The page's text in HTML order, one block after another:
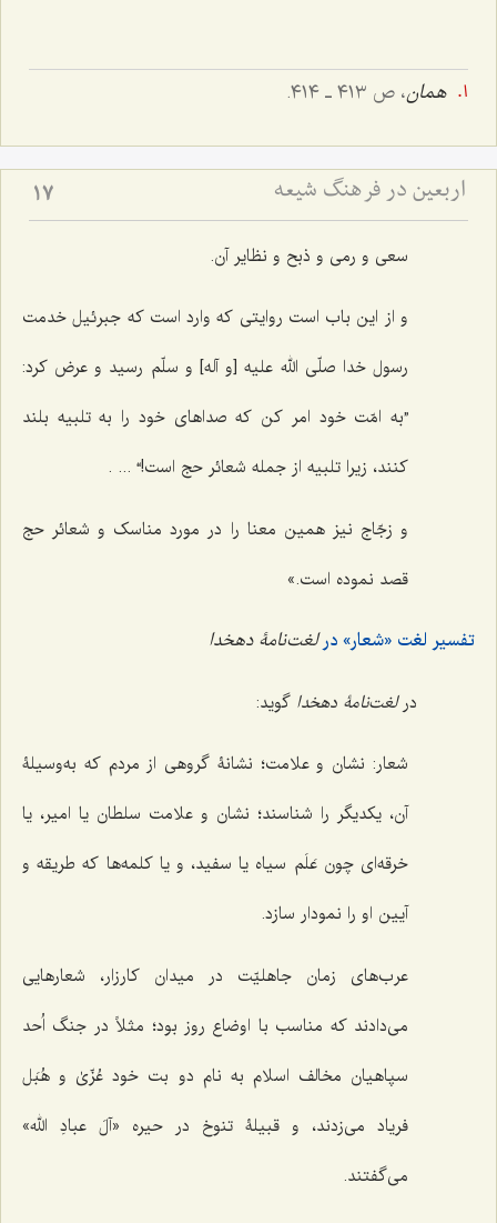
همان، ص ٤١٣ ـ ٤١٤.
اربعین در فرهنگ شیعه 17
سعی و رمی و ذبح و نظایر آن.
و از این باب است روایتی که وارد است که جبرئیل خدمت
رسول خدا صلّی الله علیه [و آله] و سلّم رسید و عرض کرد:
”به امّت خود امر کن که صداهای خود را به تلبیه بلند
کنند، زیرا تلبیه از جمله شعائر حج است!“ ... .
و زجّاج نیز همین معنا را در مورد مناسک و شعائر حج
قصد نموده است.»
تفسیر لغت «شعار» درلغت‌نامۀ دهخدا
درلغت‌نامۀ دهخدا گوید:
شعار: نشان و علامت؛ نشانۀ گروهی از مردم که به‌وسیلۀ
آن، یکدیگر را شناسند؛ نشان و علامت سلطان یا امیر، یا
خرقه‌ای چون عَلَم سیاه یا سفید، و یا کلمه‌ها که طریقه و
آیین او را نمودار سازد.
عرب‌های زمان جاهلیّت در میدان کارزار، شعارهایی
می‌دادند که مناسب با اوضاع روز بود؛ مثلاً در جنگ اُحد
سپاهیان مخالف اسلام به نام دو بت خود عُزّیٰ و هُبَل
فریاد می‌زدند، و قبیلۀ تنوخ در حیره «آلَ عبادِ الله»
می‌گفتند.